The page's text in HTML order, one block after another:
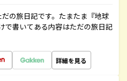
の旅日記です。たまたま『地球
で書いてある内容はただの旅日記
詳細を見る